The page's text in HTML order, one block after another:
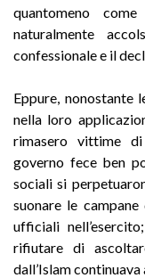
quantomeno
naturalmente
confessionale e il
Eppure, nonostante
nella loro
rimasero vittime
governo fece ben
sociali si
suonare le
ufficiali
rifiutare di
dall’Islam